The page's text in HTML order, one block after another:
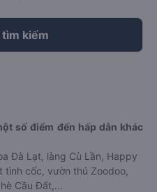
kiếm
số điểm đến hấp dẫn khác
Đà Lạt, làng Cù Lần, Happy
tình cốc, vườn thú Zoodoo,
Cầu Đất,...